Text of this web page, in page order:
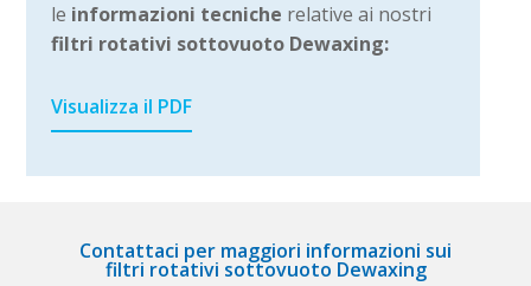
le informazioni tecniche relative ai nostri
filtri rotativi sottovuoto Dewaxing:
Visualizza il PDF
Contattaci per maggiori informazioni sui
filtri rotativi sottovuoto Dewaxing